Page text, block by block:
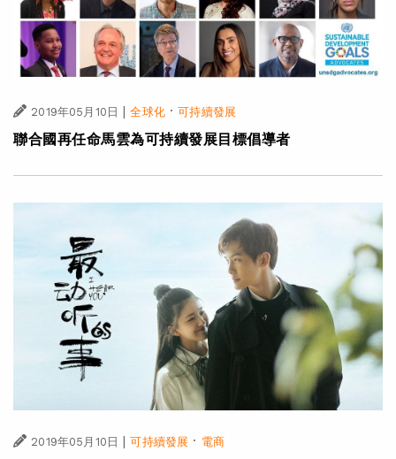
2019年05月10日 | 全球化·可持續發展
聯合國再任命馬雲為可持續發展目標倡導者
2019年05月10日 | 可持續發展 · 電商